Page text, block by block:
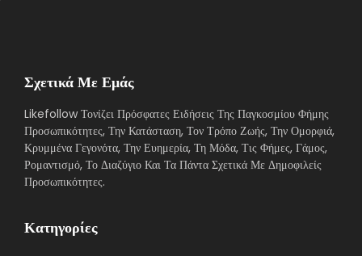
Σχετικά Με Εμάς
Likefollow Τονίζει Πρόσφατες Ειδήσεις Της Παγκοσμίου Φήμης
Προσωπικότητες, Την Κατάσταση, Τον Τρόπο Ζωής, Την Ομορφιά,
Κρυμμένα Γεγονότα, Την Ευημερία, Τη Μόδα, Τις Φήμες, Γάμος,
Ρομαντισμό, Το Διαζύγιο Και Τα Πάντα Σχετικά Με Δημοφιλείς
Προσωπικότητες.
Κατηγορίες